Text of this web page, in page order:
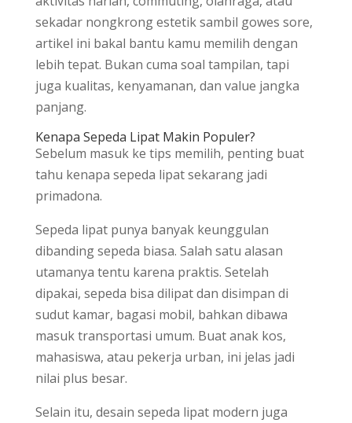
sekadar nongkrong estetik sambil gowes sore,
artikel ini bakal bantu kamu memilih dengan
lebih tepat. Bukan cuma soal tampilan, tapi
juga kualitas, kenyamanan, dan value jangka
panjang.
Kenapa Sepeda Lipat Makin Populer?
Sebelum masuk ke tips memilih, penting buat
tahu kenapa sepeda lipat sekarang jadi
primadona.
Sepeda lipat punya banyak keunggulan
dibanding sepeda biasa. Salah satu alasan
utamanya tentu karena praktis. Setelah
dipakai, sepeda bisa dilipat dan disimpan di
sudut kamar, bagasi mobil, bahkan dibawa
masuk transportasi umum. Buat anak kos,
mahasiswa, atau pekerja urban, ini jelas jadi
nilai plus besar.
Selain itu, desain sepeda lipat modern juga